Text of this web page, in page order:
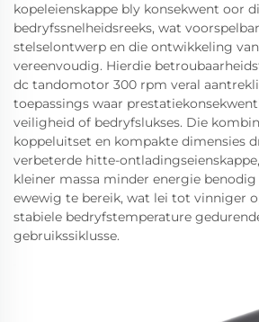
kopeleienskappe bly konsekwent oor
bedryfssnelheidsreeks, wat
stelselontwerp en die ontwikkeling
vereenvoudig. Hierdie
dc tandomotor 300 rpm veral
toepassings waar
veiligheid of bedryfslukses. Die
koppeluitset en kompakte dimensies
verbeterde hitte-
kleiner massa minder energie
ewewig te bereik, wat lei tot vinniger
stabiele bedryfstemperature
gebruikssiklusse.